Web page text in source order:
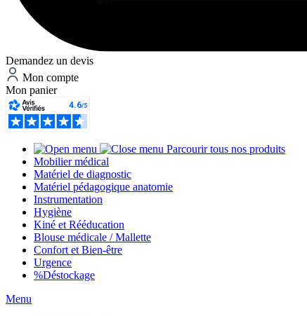
Demandez un devis
Mon compte
Mon panier
Parcourir tous nos produits
Mobilier médical
Matériel de diagnostic
Matériel pédagogique anatomie
Instrumentation
Hygiène
Kiné et Rééducation
Blouse médicale / Mallette
Confort et Bien-être
Urgence
%Déstockage
Menu